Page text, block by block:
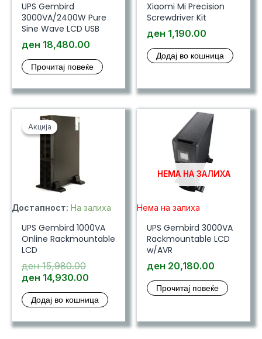
UPS Gembird
3000VA/2400W Pure
Sine Wave LCD USB
ден 18,480.00
Прочитај повеќе
Xiaomi Mi Precision
Screwdriver Kit
ден 1,190.00
Додај во кошница
Акција
Акција
Достапност: На залиха
UPS Gembird 1000VA
Online Rackmountable
LCD
ден15,980.00Original
price
ден 15,980.00.
ден 14,930.00Current
is:
Додај во кошница
НЕМА НА ЗАЛИХА
Нема на залиха
UPS Gembird 3000VA
Rackmountable LCD
w/AVR
ден 20,180.00
Прочитај повеќе